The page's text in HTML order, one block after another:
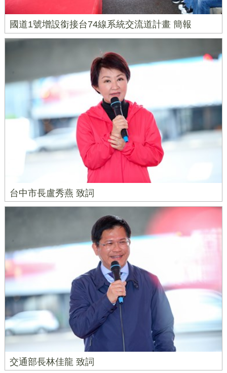
國道1號增設銜接台74線系統交流道計畫 簡報
台中市長盧秀燕 致詞
交通部長林佳龍 致詞